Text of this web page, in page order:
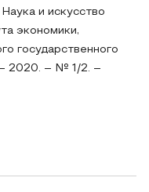
и искусство
экономики,
государственного
– 2020. – № 1/2. –